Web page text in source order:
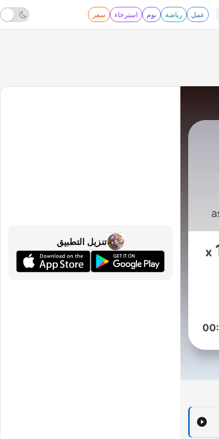
عمل رياضة نوم استرخاء سفر
تنزيل التطبيق